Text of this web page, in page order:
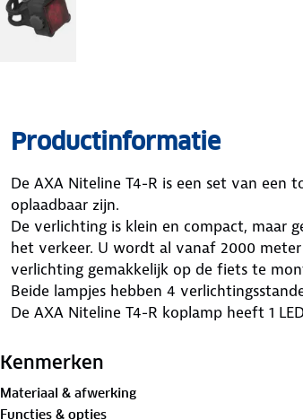
Productinformatie
De AXA Niteline T4-R is een set van een
oplaadbaar zijn.
De verlichting is klein en compact, maar
het verkeer. U wordt al vanaf 2000
verlichting gemakkelijk op de fiets te
Beide lampjes hebben 4
De AXA Niteline T4-R koplamp heeft 1
verlichting gemakkelijk mee te nemen en
Kenmerken
Materiaal & afwerking
Functies & opties